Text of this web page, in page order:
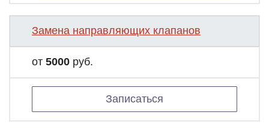
Замена направляющих клапанов
от 5000 руб.
Записаться